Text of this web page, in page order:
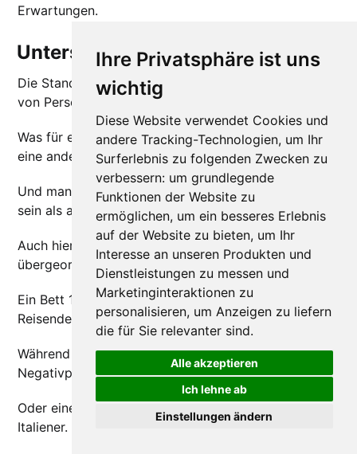
Ihre Privatsphäre ist uns
wichtig
Diese Website verwendet Cookies und
andere Tracking-Technologien, um Ihr
Surferlebnis zu folgenden Zwecken zu
verbessern: um grundlegende
Funktionen der Website zu
ermöglichen, um ein besseres Erlebnis
auf der Website zu bieten, um Ihr
Interesse an unseren Produkten und
Dienstleistungen zu messen und
Marketinginteraktionen zu
personalisieren, um Anzeigen zu liefern
die für Sie relevanter sind.
Alle akzeptieren
Ich lehne ab
Einstellungen ändern
Erwartungen.
Unterschiede in den Normen
Die Standards und Erwartungen von Reisenden sind
von Person zu Person unterschiedlich.
Was für eine Person mittelmäßig erscheint, kann für
eine andere vollkommen in Ordnung sein.
Und manche Reisende können weniger anspruchsvoll
sein als andere.
Auch hier spielt die kulturelle Prägung eine
übergeordnete Rolle.
Ein Bett 140 x 190cm schockiert einen französischen
Reisenden nicht unbedingt.
Während der holländische Tourist dies direkt als
Negativpunkt bewerten wird.
Oder eine Unterkunft ohne Bidet für einen
Italiener. 😅